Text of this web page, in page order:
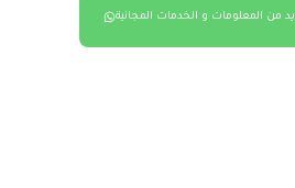
من المعلومات و الخدمات المجانية